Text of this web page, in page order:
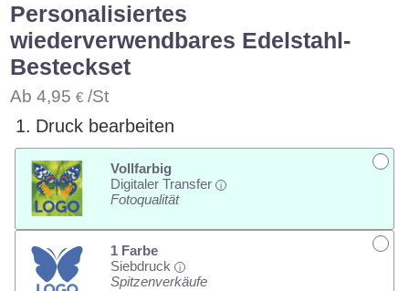
Personalisiertes
wiederverwendbares Edelstahl-
Besteckset
Ab4,95 € /St
1. Druck bearbeiten
Vollfarbig
Digitaler Transfer
i
Fotoqualität
1 Farbe
Siebdruck
i
Spitzenverkäufe